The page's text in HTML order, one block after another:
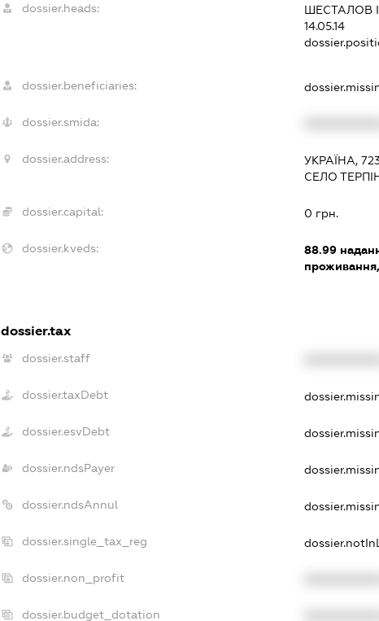
dossier.heads: ШЕСТАЛОВ
14.05.14
dossier.beneficiaries:
dossier.smida:
dossier.address:
УКРАЇНА,
СЕЛО
dossier.capital: 0 грн.
dossier.kveds: 88.99
проживання,
dossier.tax
dossier.staff
dossier.taxDebt
dossier.esvDebt
dossier.ndsPayer
dossier.ndsAnnul
dossier.single_tax_reg
dossier.non_profit
dossier.budget_dotation